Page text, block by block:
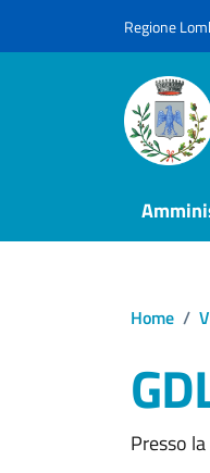
Regione
Home /
Presso